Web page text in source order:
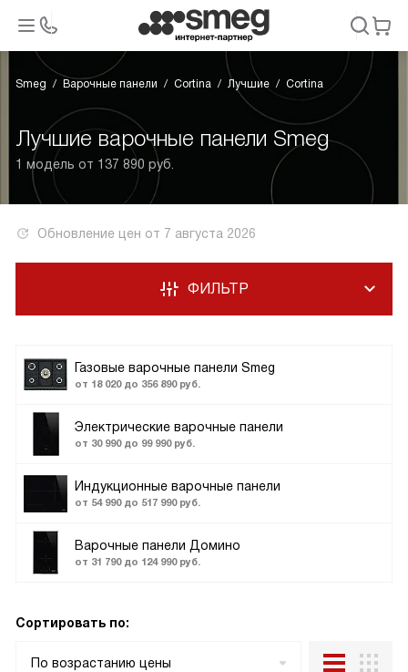
Smeg Варочные панели Cortina Лучшие Cortina
Лучшие варочные панели Smeg
1 модель от 137 890 руб.
Обновление цен от 7 августа 2026
Газовые варочные панели Smeg
от 18 020 до 356 890 руб.
Электрические варочные панели
от 30 990 до 99 990 руб.
Индукционные варочные панели
от 54 990 до 517 990 руб.
Варочные панели Домино
от 31 790 до 124 990 руб.
ФИЛЬТР
Сортировать по:
По возрастанию цены